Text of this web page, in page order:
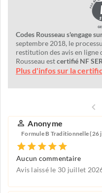
Codes Rousseau s'engage
septembre 2018, le
restitution des avis en ligne
Rousseau estcertifié NF
Plus d'infos sur la
Anonyme
Formule B Traditionnelle (26
Aucun commentaire
Avis laissé le 30 juillet